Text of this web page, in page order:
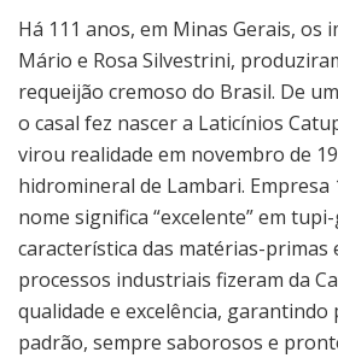
Há 111 anos, em Minas Gerais, os
Mário e Rosa Silvestrini,
requeijão cremoso do Brasil. De
o casal fez nascer a Laticínios
virou realidade em novembro de
hidromineral de Lambari. Empresa
nome significa “excelente” em
característica das matérias-primas
processos industriais fizeram da
qualidade e excelência,
padrão, sempre saborosos e